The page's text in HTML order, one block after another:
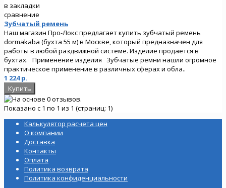
в закладки
сравнение
Зубчатый ремень
Наш магазин Про-Локс предлагает купить зубчатый ремень
dormakaba (бухта 55 м) в Москве, который предназначен для
работы в любой раздвижной системе. Изделие продается в
бухтах. Применение изделия Зубчатые ремни нашли огромное
практическое применение в различных сферах и обла..
1 224 р.
Показано с 1 по 1 из 1 (страниц: 1)
Калькулятор расчета цен
О компании
Доставка
Контакты
Оплата
Политика возврата
Политика конфиденциальности